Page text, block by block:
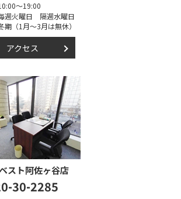
～19:00
週火曜日 隔週水曜日
期（1月～3月は無休）
アクセス
スト阿佐ヶ谷店
30-2285